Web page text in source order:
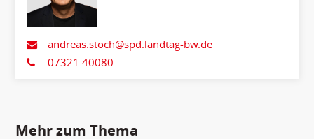
andreas.stoch@spd.landtag-bw.de
07321 40080
Mehr zum Thema